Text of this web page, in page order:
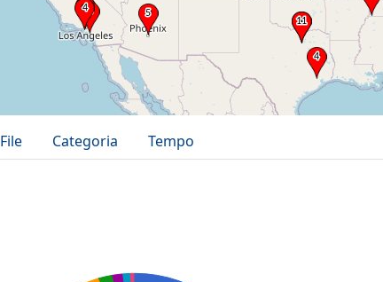
File Categoria
Tempo